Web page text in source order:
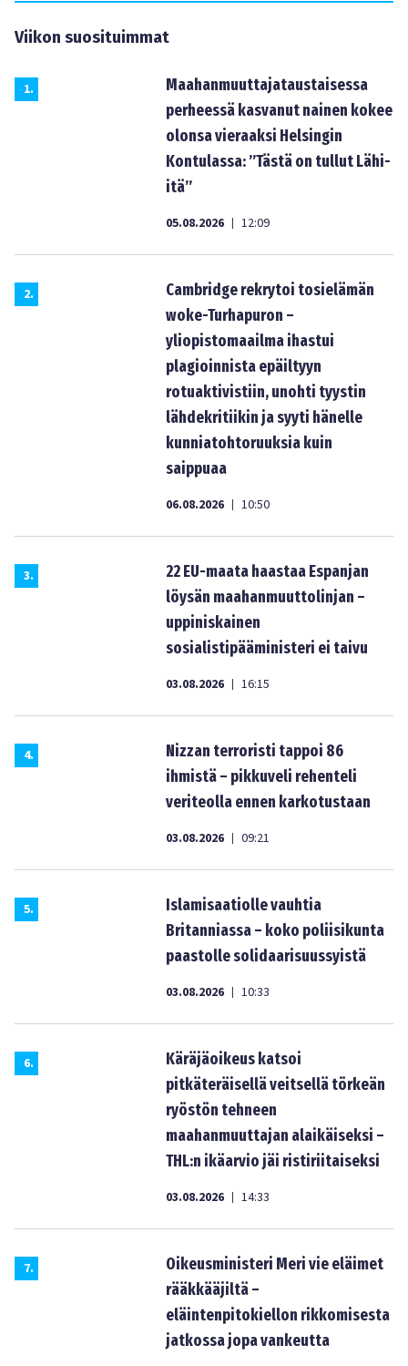
Viikon suosituimmat
1.
Maahanmuuttajataustaisessa
perheessä kasvanut nainen kokee
olonsa vieraaksi Helsingin
Kontulassa: ”Tästä on tullut Lähi-
itä”
05.08.2026 | 12:09
2.
Cambridge rekrytoi tosielämän
woke-Turhapuron –
yliopistomaailma ihastui
plagioinnista epäiltyyn
rotuaktivistiin, unohti tyystin
lähdekritiikin ja syyti hänelle
kunniatohtoruuksia kuin
saippuaa
06.08.2026 | 10:50
3.
22 EU-maata haastaa Espanjan
löysän maahanmuuttolinjan –
uppiniskainen
sosialistipääministeri ei taivu
03.08.2026 | 16:15
4.
Nizzan terroristi tappoi 86
ihmistä – pikkuveli rehenteli
veriteolla ennen karkotustaan
03.08.2026 | 09:21
5.
Islamisaatiolle vauhtia
Britanniassa – koko poliisikunta
paastolle solidaarisuussyistä
03.08.2026 | 10:33
6.
Käräjäoikeus katsoi
pitkäteräisellä veitsellä törkeän
ryöstön tehneen
maahanmuuttajan alaikäiseksi –
THL:n ikäarvio jäi ristiriitaiseksi
03.08.2026 | 14:33
7.
Oikeusministeri Meri vie eläimet
rääkkääjiltä –
eläintenpitokiellon rikkomisesta
jatkossa jopa vankeutta